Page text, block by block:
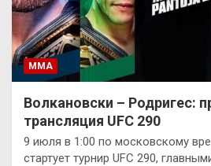
ММА
Волкановски – Родригес:
трансляция UFC 290
9 июля в 1:00 по московскому
стартует турнир UFC 290,